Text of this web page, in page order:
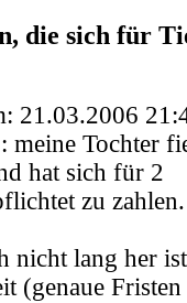
die sich für
21.03.2006
meine Tochter
hat sich für 2
zu zahlen.
nicht lang her
(genaue